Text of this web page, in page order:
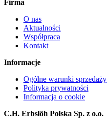
Firma
O nas
Aktualności
Współpraca
Kontakt
Informacje
Ogólne warunki sprzedaży
Polityka prywatności
Informacja o cookie
C.H. Erbslöh Polska Sp. z o.o.